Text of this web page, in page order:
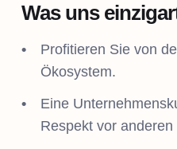
Was uns
Profitieren Sie von
Ökosystem.
Eine
Respekt vor anderen